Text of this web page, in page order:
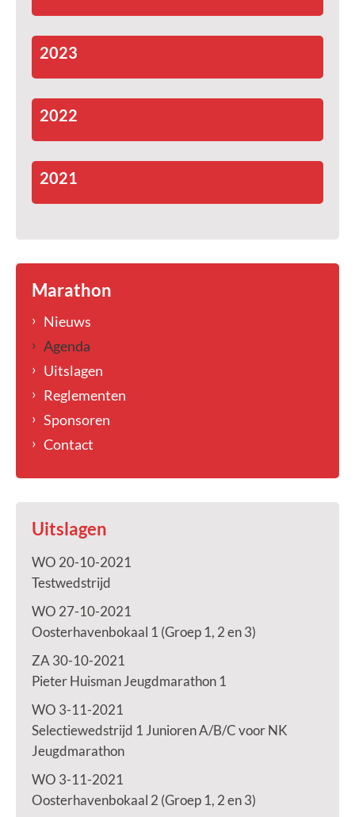
2023
2022
2021
Marathon
Nieuws
Agenda
Uitslagen
Reglementen
Sponsoren
Contact
Uitslagen
WO 20-10-2021
Testwedstrijd
WO 27-10-2021
Oosterhavenbokaal 1 (Groep 1, 2 en 3)
ZA 30-10-2021
Pieter Huisman Jeugdmarathon 1
WO 3-11-2021
Selectiewedstrijd 1 Junioren A/B/C voor NK
Jeugdmarathon
WO 3-11-2021
Oosterhavenbokaal 2 (Groep 1, 2 en 3)